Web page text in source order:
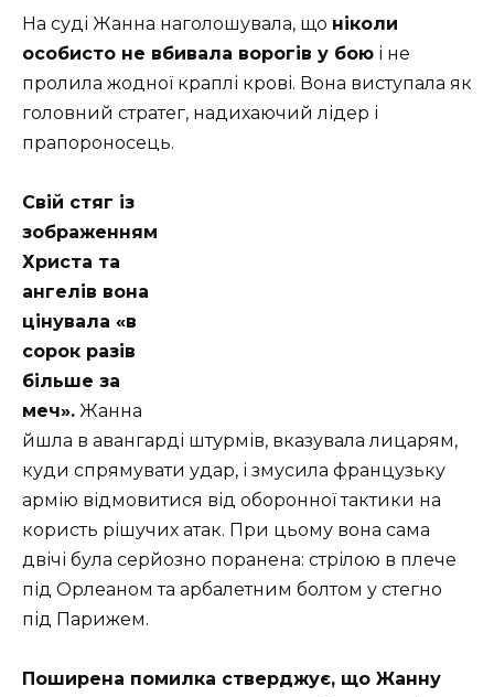
На суді Жанна наголошувала, що ніколи
особисто не вбивала ворогів у бою і не
пролила жодної краплі крові. Вона виступала як
головний стратег, надихаючий лідер і
прапороносець.
Свій стяг із
зображенням
Христа та
ангелів вона
цінувала «в
сорок разів
більше за
меч». Жанна
йшла в авангарді штурмів, вказувала лицарям,
куди спрямувати удар, і змусила французьку
армію відмовитися від оборонної тактики на
користь рішучих атак. При цьому вона сама
двічі була серйозно поранена: стрілою в плече
під Орлеаном та арбалетним болтом у стегно
під Парижем.
Поширена помилка стверджує, що Жанну